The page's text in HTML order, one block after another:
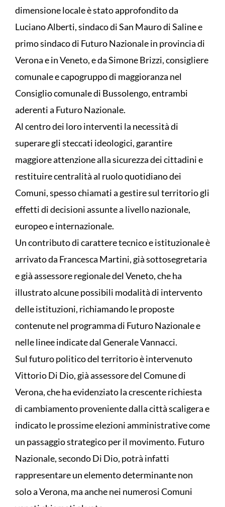
dimensione locale è stato approfondito da
Luciano Alberti, sindaco di San Mauro di Saline e
primo sindaco di Futuro Nazionale in provincia di
Verona e in Veneto, e da Simone Brizzi, consigliere
comunale e capogruppo di maggioranza nel
Consiglio comunale di Bussolengo, entrambi
aderenti a Futuro Nazionale.
Al centro dei loro interventi la necessità di
superare gli steccati ideologici, garantire
maggiore attenzione alla sicurezza dei cittadini e
restituire centralità al ruolo quotidiano dei
Comuni, spesso chiamati a gestire sul territorio gli
effetti di decisioni assunte a livello nazionale,
europeo e internazionale.
Un contributo di carattere tecnico e istituzionale è
arrivato da Francesca Martini, già sottosegretaria
e già assessore regionale del Veneto, che ha
illustrato alcune possibili modalità di intervento
delle istituzioni, richiamando le proposte
contenute nel programma di Futuro Nazionale e
nelle linee indicate dal Generale Vannacci.
Sul futuro politico del territorio è intervenuto
Vittorio Di Dio, già assessore del Comune di
Verona, che ha evidenziato la crescente richiesta
di cambiamento proveniente dalla città scaligera e
indicato le prossime elezioni amministrative come
un passaggio strategico per il movimento. Futuro
Nazionale, secondo Di Dio, potrà infatti
rappresentare un elemento determinante non
solo a Verona, ma anche nei numerosi Comuni